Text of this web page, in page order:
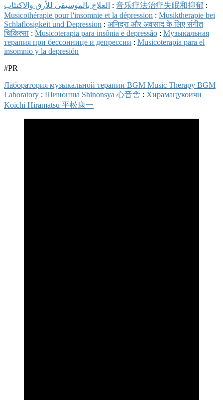
العلاج بالموسيقى للأرق والاكتئاب : 音乐疗法治疗失眠和抑郁 :
Musicothérapie pour l'insomnie et la dépression : Musiktherapie bei
Schlaflosigkeit und Depression : अनिद्रा और अवसाद के लिए संगीत
चिकित्सा : Musicoterapia para insônia e depressão : Музыкальная
терапия при бессоннице и депрессии : Musicoterapia para el
insomnio y la depresión
#PR
Лаборатория музыкальной терапии BGM Music Therapy BGM
Laboratory : Шинонша Shinonsya 心音舎 : Хирамацукоичи
Koichi Hiramatsu 平松康一